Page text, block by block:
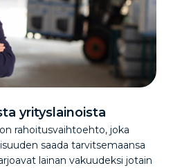
yrityslainoista
rahoitusvaihtoehto, joka
saada tarvitsemaansa
lainan vakuudeksi jotain